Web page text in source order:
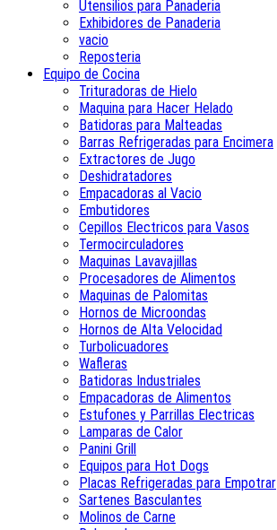
Utensilios para Panaderia
Exhibidores de Panaderia
vacio
Reposteria
Equipo de Cocina
Trituradoras de Hielo
Maquina para Hacer Helado
Batidoras para Malteadas
Barras Refrigeradas para Encimera
Extractores de Jugo
Deshidratadores
Empacadoras al Vacio
Embutidores
Cepillos Electricos para Vasos
Termocirculadores
Maquinas Lavavajillas
Procesadores de Alimentos
Maquinas de Palomitas
Hornos de Microondas
Hornos de Alta Velocidad
Turbolicuadores
Wafleras
Batidoras Industriales
Empacadoras de Alimentos
Estufones y Parrillas Electricas
Lamparas de Calor
Panini Grill
Equipos para Hot Dogs
Placas Refrigeradas para Empotrar
Sartenes Basculantes
Molinos de Carne